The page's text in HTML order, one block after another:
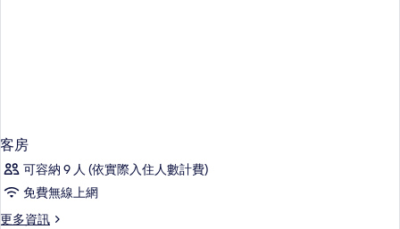
客房
可容納 9 人 (依實際入住人數計費)
免費無線上網
更多資訊
更